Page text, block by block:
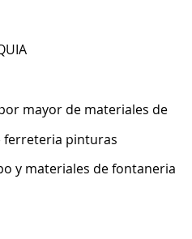
mayor de materiales de
ferreteria pinturas
y materiales de fontaneria